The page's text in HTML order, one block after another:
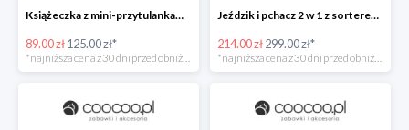
Książeczka z mini-przytulankami wielofunkcyjna "Louise i przyjaciele" LILLIPUTIENS UO
89.00 zł125.00 zł*
*najniższa cena z 30 dni przed obniżką
Jeździk i pchacz 2 w 1 z sorterem kształtów Lama, Janod UO
214.00 zł299.00 zł*
*najniższa cena z 30 dni przed obniżką